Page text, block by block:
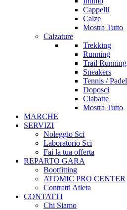
Cappelli
Calze
Mostra Tutto
Calzature
Trekking
Running
Trail Running
Sneakers
Tennis / Padel
Doposci
Ciabatte
Mostra Tutto
MARCHE
SERVIZI
Noleggio Sci
Laboratorio Sci
Fai la tua offerta
REPARTO GARA
Bootfitting
ATOMIC PRO CENTER
Contratti Atleta
CONTATTI
Chi Siamo